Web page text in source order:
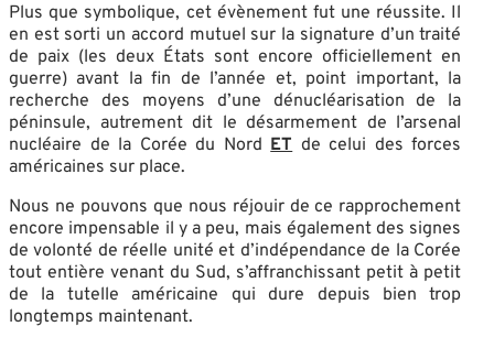
Plus que symbolique, cet évènement fut une réussite. Il
en est sorti un accord mutuel sur la signature d’un traité
de paix (les deux États sont encore officiellement en
guerre) avant la fin de l’année et, point important, la
recherche des moyens d’une dénucléarisation de la
péninsule, autrement dit le désarmement de l’arsenal
nucléaire de la Corée du Nord ET de celui des forces
américaines sur place.
Nous ne pouvons que nous réjouir de ce rapprochement
encore impensable il y a peu, mais également des signes
de volonté de réelle unité et d’indépendance de la Corée
tout entière venant du Sud, s’affranchissant petit à petit
de la tutelle américaine qui dure depuis bien trop
longtemps maintenant.